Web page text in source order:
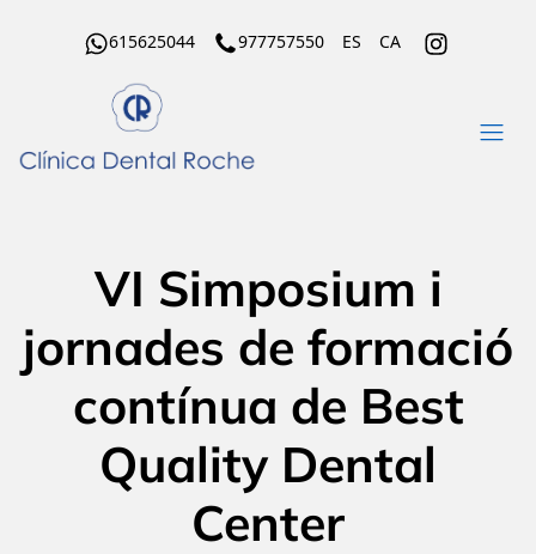
615625044 977757550 ES CA
VI Simposium i
jornades de formació
contínua de Best
Quality Dental
Center